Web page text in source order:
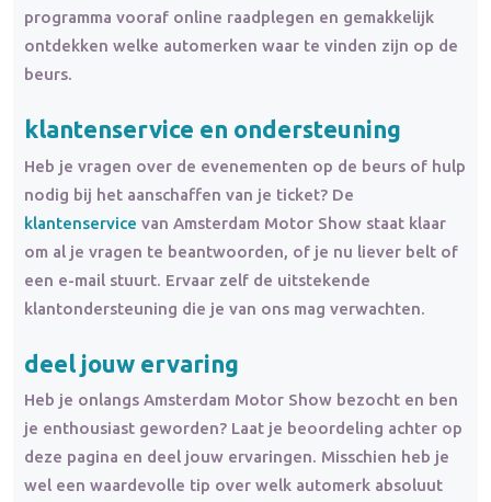
programma vooraf online raadplegen en gemakkelijk
ontdekken welke automerken waar te vinden zijn op de
beurs.
klantenservice en ondersteuning
Heb je vragen over de evenementen op de beurs of hulp
nodig bij het aanschaffen van je ticket? De
klantenservice van Amsterdam Motor Show staat klaar
om al je vragen te beantwoorden, of je nu liever belt of
een e-mail stuurt. Ervaar zelf de uitstekende
klantondersteuning die je van ons mag verwachten.
deel jouw ervaring
Heb je onlangs Amsterdam Motor Show bezocht en ben
je enthousiast geworden? Laat je beoordeling achter op
deze pagina en deel jouw ervaringen. Misschien heb je
wel een waardevolle tip over welk automerk absoluut